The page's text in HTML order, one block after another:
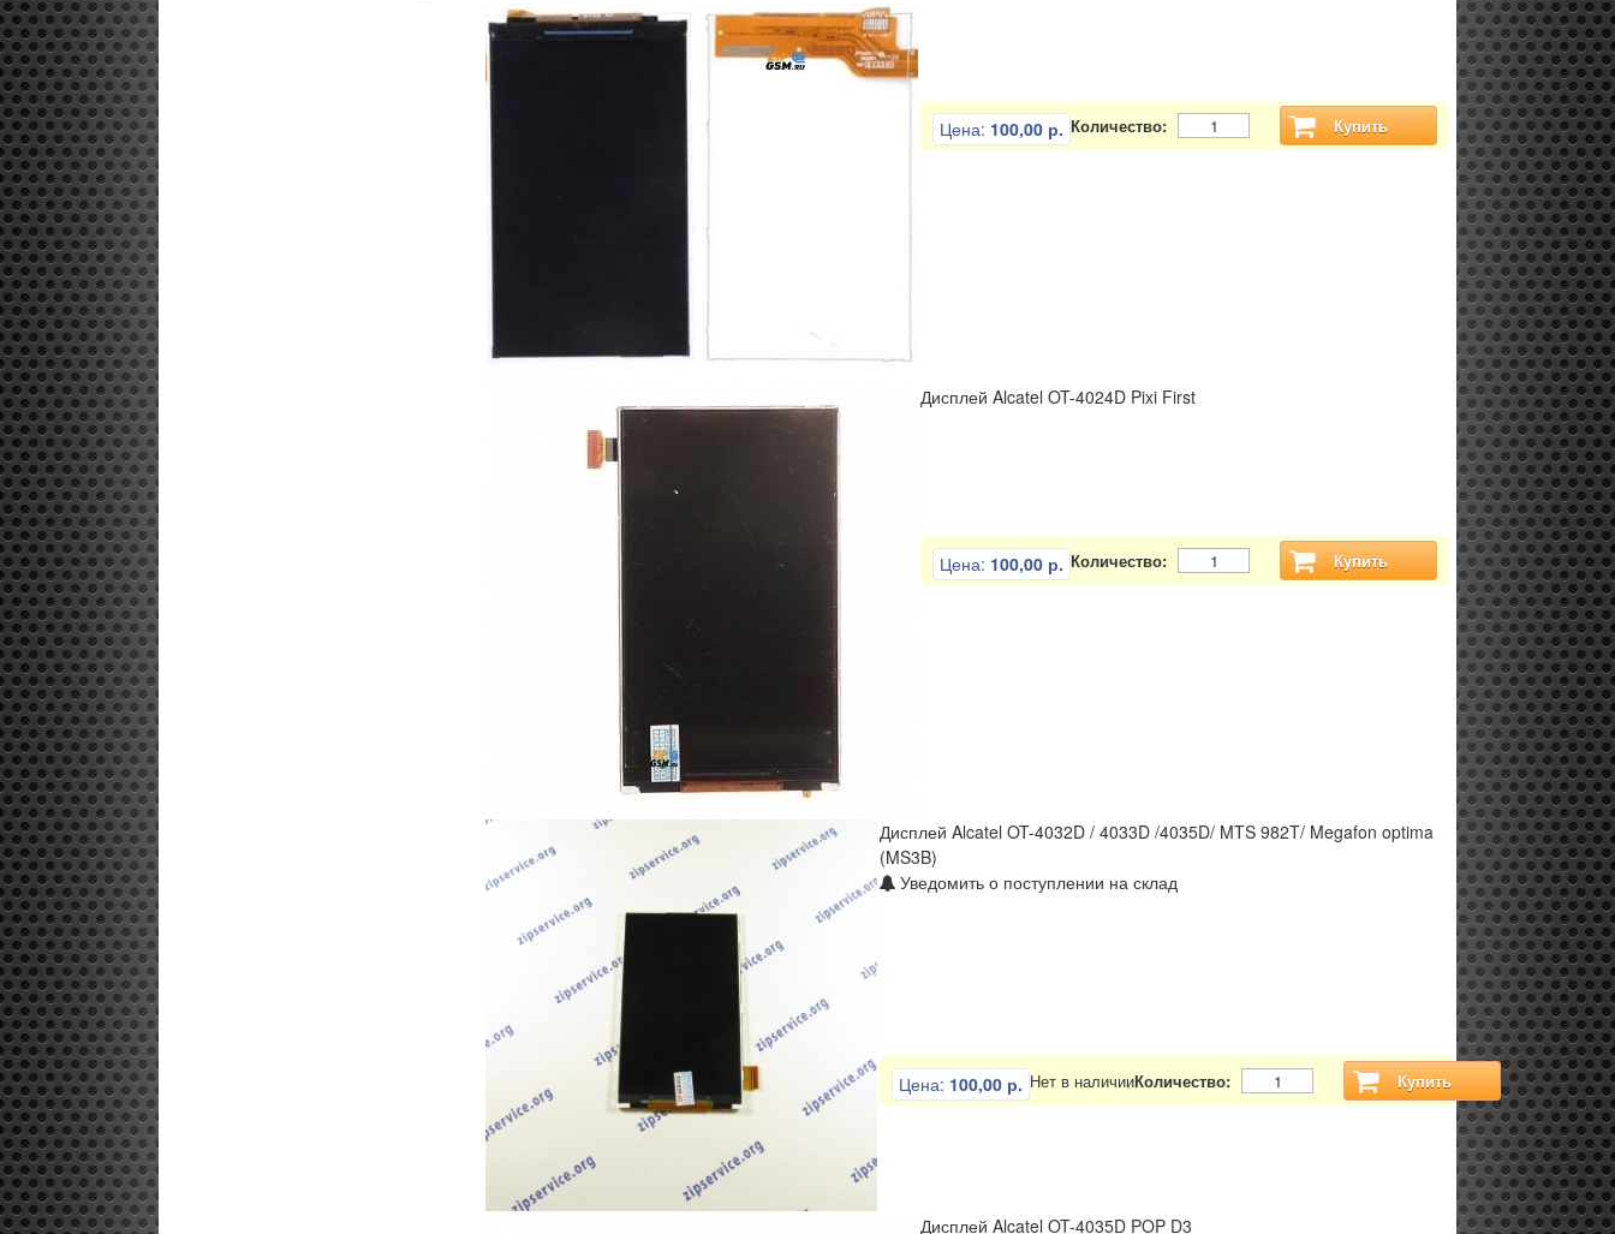
Цена: 100,00 р. Количество: Купить
Дисплей Alcatel OT-4024D Pixi First
Цена: 100,00 р. Количество: Купить
Дисплей Alcatel OT-4032D / 4033D /4035D/ MTS 982T/ Megafon optima
(MS3B)
Уведомить о поступлении на склад
Цена: 100,00 р. Нет в наличииКоличество: Купить
Дисплей Alcatel OT-4035D POP D3